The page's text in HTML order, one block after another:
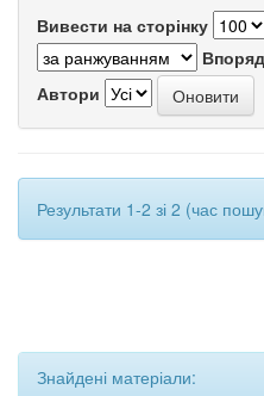
Вивести на сторінку
Автори
Результати 1-2 зі 2 (час
Знайдені матеріали: